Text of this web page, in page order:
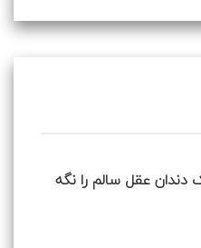
دندان عقل سالم را نگه